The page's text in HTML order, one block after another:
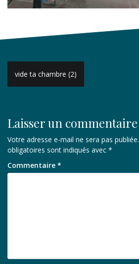
Navigation
de
vide ta chambre (2)
Laisser un commentaire
Votre adresse e-mail ne sera pas publiée.
obligatoires sont indiqués avec *
Commentaire *